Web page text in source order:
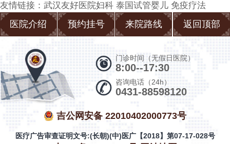
友情链接： 武汉友好医院妇科 泰国试管婴儿 免疫疗法
医院介绍 预约挂号 来院路线 返回顶部
门诊时间（无假日医院）
8:00--17:30
咨询电话（24h）
0431-88598120
吉公网安备 22010402000773号
医疗广告审查证明文号:(长朝)(中)医广【2018】第07-17-028号